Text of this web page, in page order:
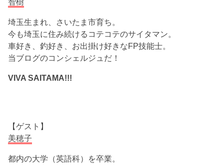
埼玉生まれ、さいたま市育ち。
今も埼玉に住み続けるコテコテのサイタマン。
車好き、釣好き、お出掛け好きなFP技能士。
当ブログのコンシェルジュだ！
VIVA SAITAMA!!!
【ゲスト】
美穂子
都内の大学（英語科）を卒業。